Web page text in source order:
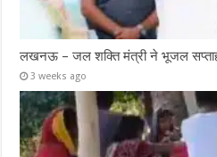
लखनऊ – जल शक्ति मंत्री ने भूजल
3 weeks ago